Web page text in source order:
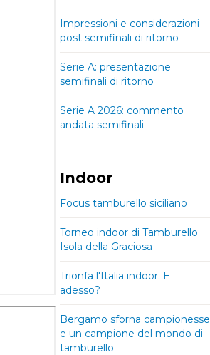
Impressioni e considerazioni
post semifinali di ritorno
Serie A: presentazione
semifinali di ritorno
Serie A 2026: commento
andata semifinali
Indoor
Focus tamburello siciliano
Torneo indoor di Tamburello
Isola della Graciosa
Trionfa l'Italia indoor. E
adesso?
Bergamo sforna campionesse
e un campione del mondo di
tamburello